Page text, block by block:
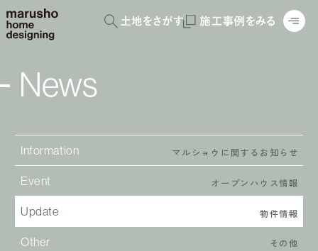
News
Information マルショウに関するお知らせ
Event オープンハウス情報
Update 物件情報
Other その他